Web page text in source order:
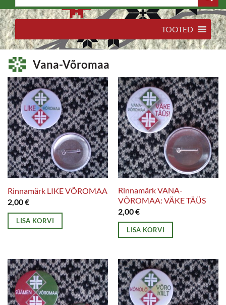
TOOTED
Vana-Võromaa
Rinnamärk LIKE VÕROMAA
2,00€
LISA KORVI
Rinnamärk VANA-
VÕROMAA: VÄKE TÄÜS
2,00€
LISA KORVI